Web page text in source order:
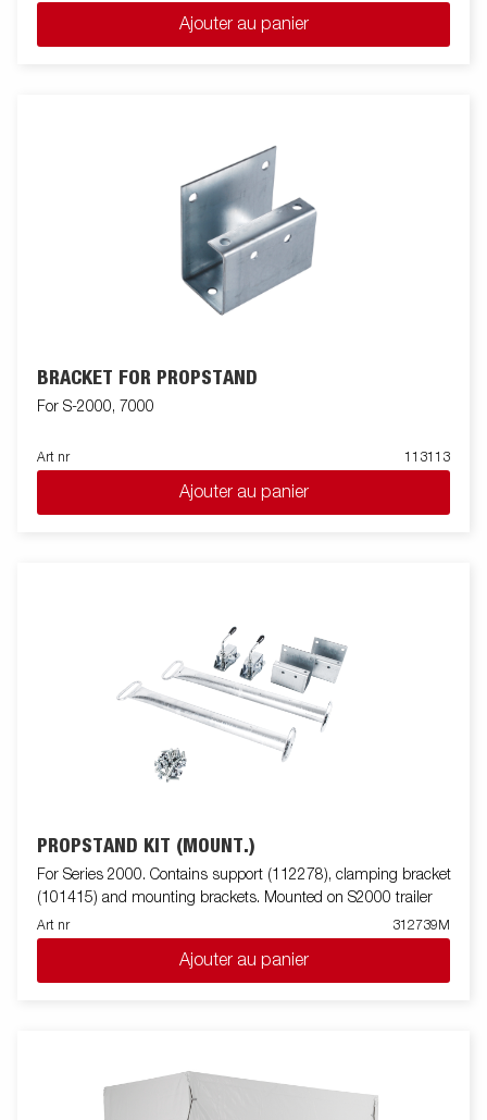
Ajouter au panier
BRACKET FOR PROPSTAND
For S-2000, 7000
Art nr 113113
Ajouter au panier
PROPSTAND KIT (MOUNT.)
For Series 2000. Contains support (112278), clamping bracket
(101415) and mounting brackets. Mounted on S2000 trailer
Art nr 312739M
Ajouter au panier